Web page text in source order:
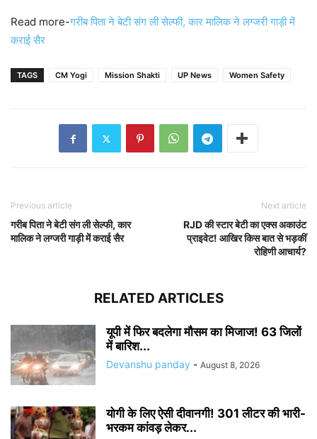
Read more-गरीब पिता ने बेटी संग ली सेल्फी, कार मालिक ने लग्जरी गाड़ी में
कराई सैर
TAGS CM Yogi Mission Shakti UP News Women Safety
Previous article
गरीब पिता ने बेटी संग ली सेल्फी, कार
मालिक ने लग्जरी गाड़ी में कराई सैर
Next article
RJD की स्टार बेटी का एक्स अकाउंट
प्राइवेट! आखिर किस बात से भड़कीं
रोहिणी आचार्य?
RELATED ARTICLES
यूपी में फिर बदलेगा मौसम का मिजाज! 63 जिलों
में बारिश...
Devanshu panday - August 8, 2026
योगी के लिए ऐसी दीवानगी! 301 लीटर की भारी-
भरकम कांवड़ लेकर...